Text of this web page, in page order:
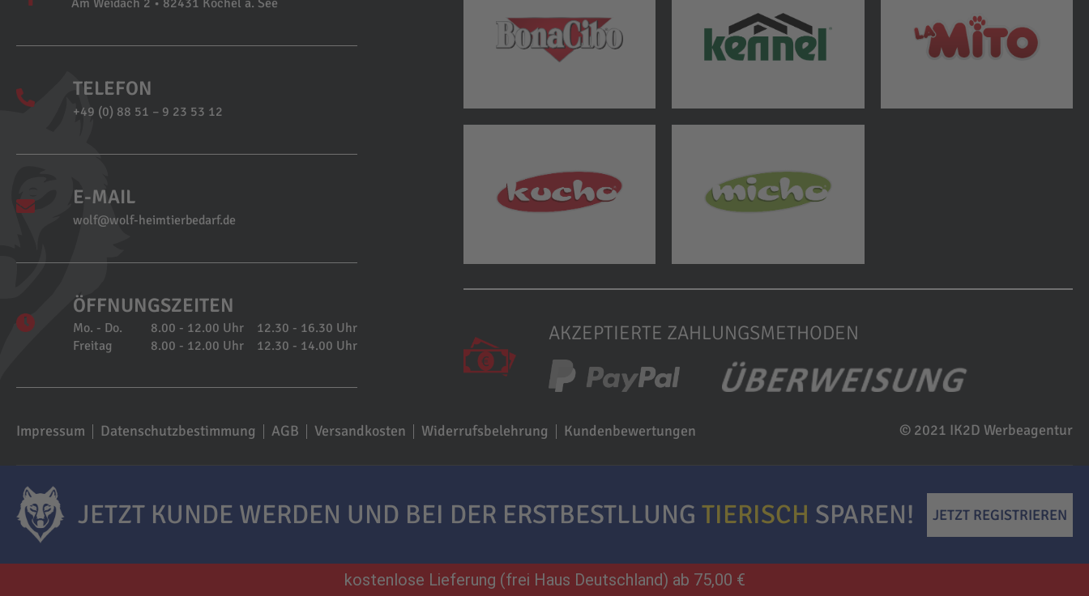
kostenlose Lieferung (frei Haus Deutschland) ab 75,00 €
Am Weidach 2 • 82431 Kochel a. See
TELEFON
+49 (0) 88 51 – 9 23 53 12
E-MAIL
wolf@wolf-heimtierbedarf.de
ÖFFNUNGSZEITEN
Mo. - Do. 8.00 - 12.00 Uhr
12.30 - 16.30 Uhr
Freitag
8.00 - 12.00 Uhr 12.30 - 14.00 Uhr
AKZEPTIERTE ZAHLUNGSMETHODEN
Impressum Datenschutzbestimmung AGB Versandkosten Widerrufsbelehrung Kundenbewertungen © 2021 IK2D Werbeagentur
JETZT KUNDE WERDEN UND BEI DER ERSTBESTLLUNG TIERISCH SPAREN! JETZT REGISTRIEREN